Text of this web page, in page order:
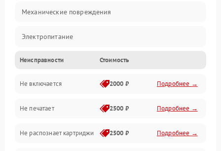
Механические повреждения
Электропитание
Работа системы
Механика
Оптика
Программное обеспечение
Неисправности Стоимость
Не включается 2000 ₽ Подробнее →
Не печатает 2500 ₽ Подробнее →
Не распознает картриджи 2500 ₽ Подробнее →